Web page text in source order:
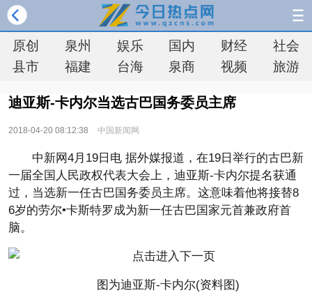
原创 泉州 娱乐 国内 财经
社会
县市
福建 台海 泉商 视频 旅游
迪亚斯-卡内尔当选古巴国务委员主席
2018-04-20 08:12:38 中国新闻网
中新网4月19日电 据外媒报道，在19日举行的古巴新
一届全国人民政权代表大会上，迪亚斯-卡内尔提名获通
过，当选新一任古巴国务委员主席。这意味着他将接替8
6岁的劳尔•卡斯特罗成为新一任古巴国家元首兼政府首
脑。
图为迪亚斯-卡内尔(资料图)